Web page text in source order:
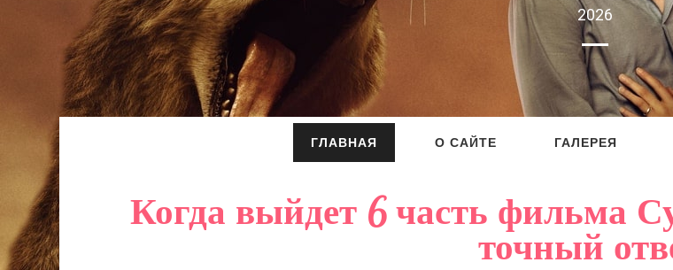
2026
ГЛАВНАЯ О САЙТЕ ГАЛЕРЕЯ
Когда выйдет 6 часть фильма
точный